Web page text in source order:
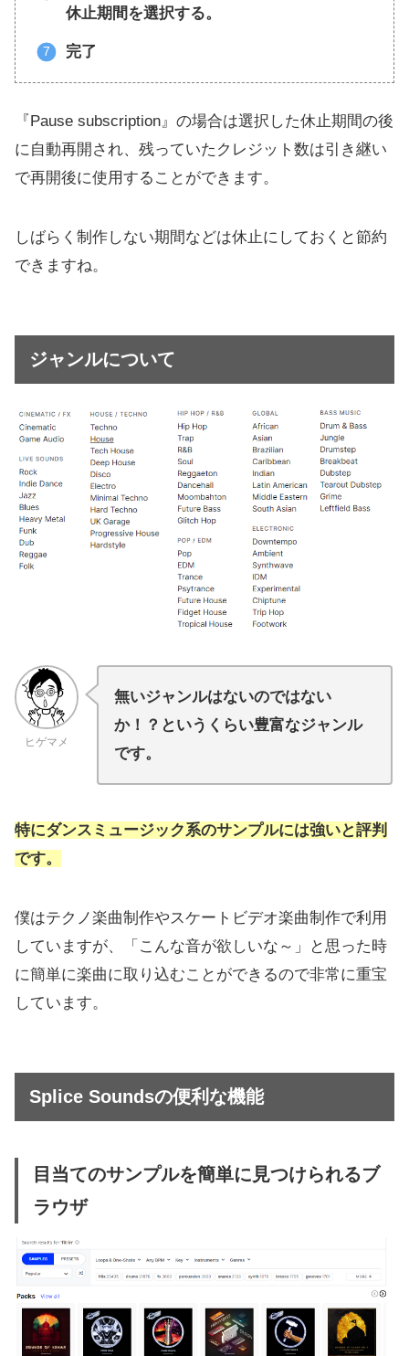
休止期間を選択する。
完了
『Pause subscription』の場合は選択した休止期間の後
に自動再開され、残っていたクレジット数は引き継い
で再開後に使用することができます。
しばらく制作しない期間などは休止にしておくと節約
できますね。
ジャンルについて
ヒゲマメ
無いジャンルはないのではない
か！？というくらい豊富なジャンル
です。
特にダンスミュージック系のサンプルには強いと評判
です。
僕はテクノ楽曲制作やスケートビデオ楽曲制作で利用
していますが、「こんな音が欲しいな～」と思った時
に簡単に楽曲に取り込むことができるので非常に重宝
しています。
Splice Soundsの便利な機能
目当てのサンプルを簡単に見つけられるブ
ラウザ